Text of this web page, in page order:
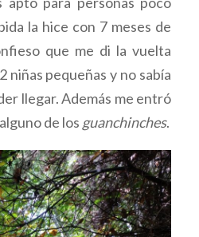
la hice con 7 meses de
que me di la vuelta
niñas pequeñas y no sabía
llegar. Además me entró
de los guanchinches.